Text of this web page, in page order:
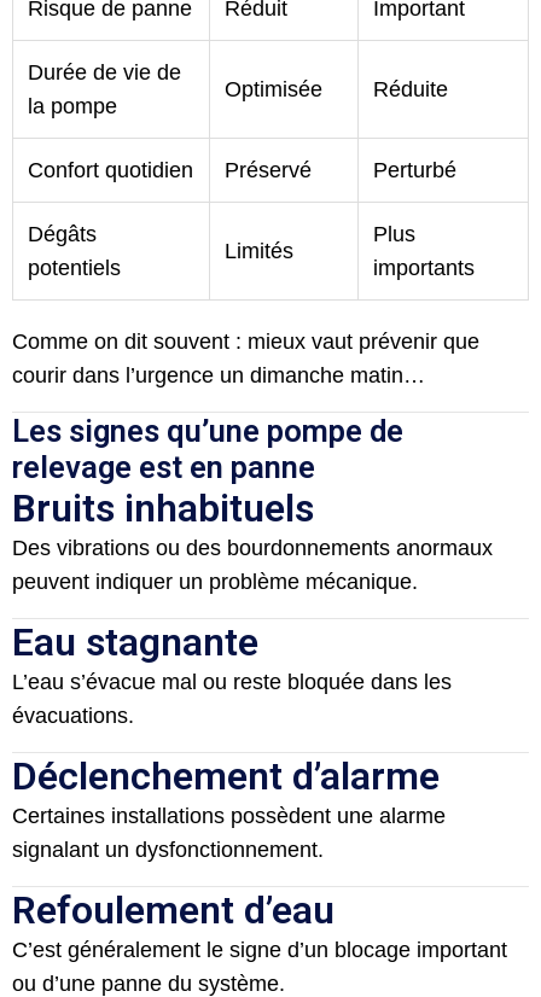
Risque de panne Réduit Important
Durée de vie de
la pompe
Optimisée Réduite
Confort quotidien Préservé Perturbé
Dégâts
potentiels
Limités
Plus
importants
Comme on dit souvent : mieux vaut prévenir que
courir dans l’urgence un dimanche matin…
Les signes qu’une pompe de
relevage est en panne
Bruits inhabituels
Des vibrations ou des bourdonnements anormaux
peuvent indiquer un problème mécanique.
Eau stagnante
L’eau s’évacue mal ou reste bloquée dans les
évacuations.
Déclenchement d’alarme
Certaines installations possèdent une alarme
signalant un dysfonctionnement.
Refoulement d’eau
C’est généralement le signe d’un blocage important
ou d’une panne du système.